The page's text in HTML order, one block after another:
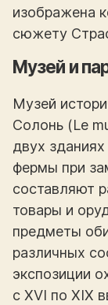
изображена
сюжету
Музей и
Музей
Солонь (Le
двух
фермы при
составляют
товары и
предметы
различных
экспозиции
с XVI по XIX